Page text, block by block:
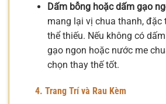
Dấm bỗng hoặc dấm gạo
mang lại vị chua thanh, đặc
thể thiếu. Nếu không có
gạo ngon hoặc nước me
chọn thay thế tốt.
4. Trang Trí và Rau Kèm